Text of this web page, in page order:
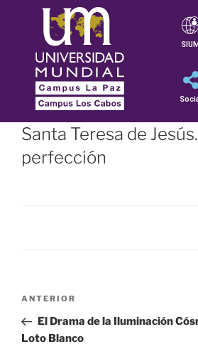
Santa Teresa de
perfección
ANTERIOR
El Drama de la Iluminación
Loto Blanco